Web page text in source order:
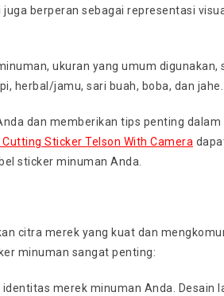
berperan sebagai representasi
ukuran yang umum digunakan,
herbal/jamu, sari buah, boba, dan jahe.
dan memberikan tips penting
Cutting Sticker Telson With Camera
sticker minuman Anda.
citra merek yang kuat dan
minuman sangat penting:
merek minuman Anda. Desain